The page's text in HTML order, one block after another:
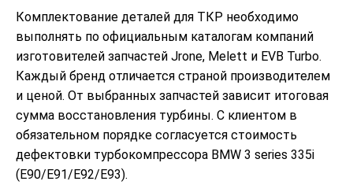
Комплектование деталей для ТКР необходимо
выполнять по официальным каталогам компаний
изготовителей запчастей Jrone, Melett и EVB Turbo.
Каждый бренд отличается страной производителем
и ценой. От выбранных запчастей зависит итоговая
сумма восстановления турбины. С клиентом в
обязательном порядке согласуется стоимость
дефектовки турбокомпрессора BMW 3 series 335i
(E90/E91/E92/E93).